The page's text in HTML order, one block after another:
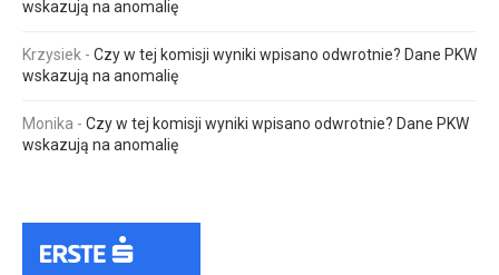
wskazują na anomalię
Krzysiek - Czy w tej komisji wyniki wpisano odwrotnie? Dane PKW
wskazują na anomalię
Monika - Czy w tej komisji wyniki wpisano odwrotnie? Dane PKW
wskazują na anomalię